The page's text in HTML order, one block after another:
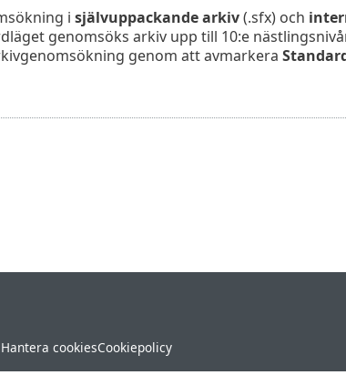
i självuppackande arkiv(.sfx) och
genomsöks arkiv upp till 10:e
genom att avmarkera
Hantera cookiesCookiepolicy